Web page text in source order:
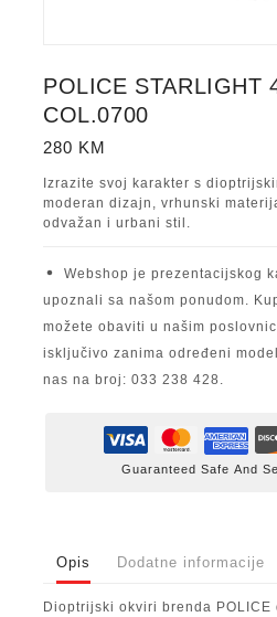
POLICE STARLIGHT
COL.0700
280 KM
Izrazite svoj karakter s
moderan dizajn, vrhunski
odvažan i urbani stil.
Webshop je prezentacijskog
upoznali sa našom ponudom.
možete obaviti u našim
isključivo zanima određeni
nas na broj: 033 238 428.
Guaranteed Safe And
Opis Dodatne informacije
Dioptrijski okviri brenda